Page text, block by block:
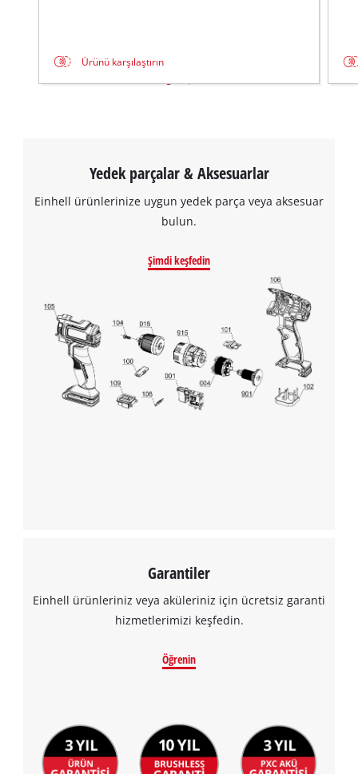
Ürünü karşılaştırın
Yedek parçalar & Aksesuarlar
Einhell ürünlerinize uygun yedek parça veya aksesuar
bulun.
Şimdi keşfedin
Garantiler
Einhell ürünleriniz veya aküleriniz için ücretsiz garanti
hizmetlerimizi keşfedin.
Öğrenin